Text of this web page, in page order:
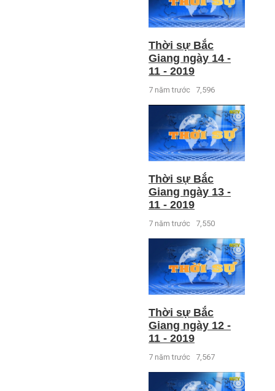
Thời sự Bắc
Giang ngày 14 -
11 - 2019
7 năm trước 7,596
Thời sự Bắc
Giang ngày 13 -
11 - 2019
7 năm trước 7,550
Thời sự Bắc
Giang ngày 12 -
11 - 2019
7 năm trước 7,567